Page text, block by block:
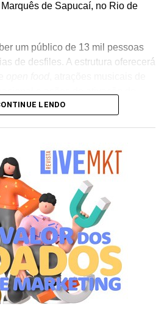
de Sapucaí, no Rio de
um público de 13 mil pessoas
de desfiles. A estrutura oferecerá
Nº1 é um projeto que faz
que nasce dolifestyle
Marcio Esher, sócio, diretor
da Holding Clube e gestor do
é assinada pela agência Banco_
e a Cross Networking,
ao ecossistema da Holding
mantém a assinatura “Brasil na
na valorização da cultura nacional,
carioca.
LENDO